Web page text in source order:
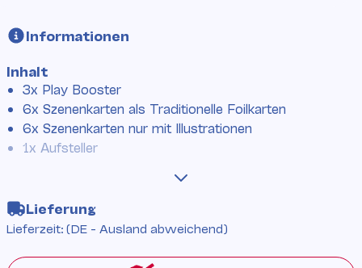
Inhalt
3x Play Booster
6x Szenenkarten als Traditionelle Foilkarten
6x Szenenkarten nur mit Illustrationen
1x Aufsteller
Informationen
Lieferung
Lieferzeit: (DE - Ausland abweichend)